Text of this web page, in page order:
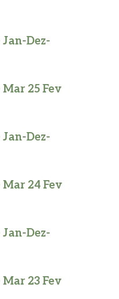
Dez-
25 Fev
Dez-
24 Fev
Dez-
23 Fev